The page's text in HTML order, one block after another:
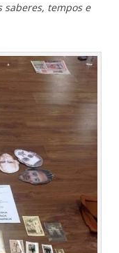
tempos e